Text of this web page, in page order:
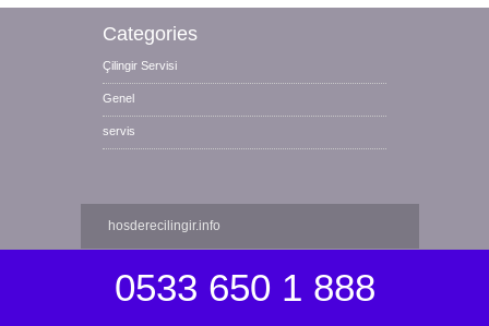
0533 650 1 888
Categories
Çilingir Servisi
Genel
servis
hosderecilingir.info